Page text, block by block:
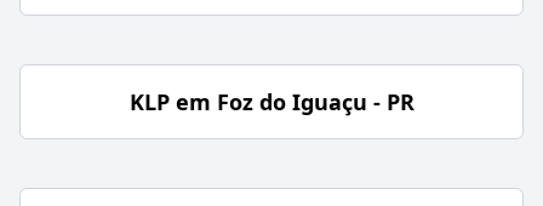
KLP em Foz do Iguaçu - PR